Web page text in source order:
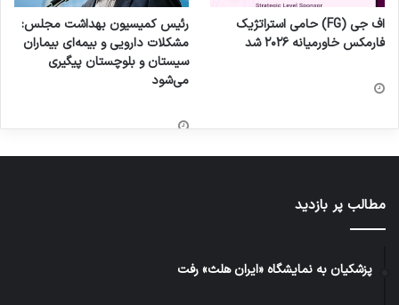
اف جی (FG) حامی استراتژیک
فارمکس خاورمیانه ۲۰۲۶ شد
رئیس کمیسیون بهداشت مجلس:
مشکلات دارویی و بیمه‌ای بیماران
سیستان و بلوچستان پیگیری
می‌شود
مطالب پر بازدید
پزشکیان به نمایشگاه «ایران هلث» رفت